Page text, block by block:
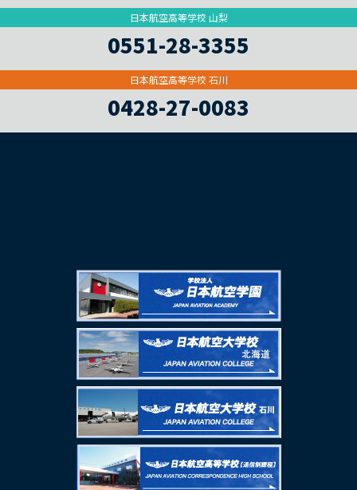
日本航空高等学校 山梨
0551-28-3355
日本航空高等学校 石川
0428-27-0083